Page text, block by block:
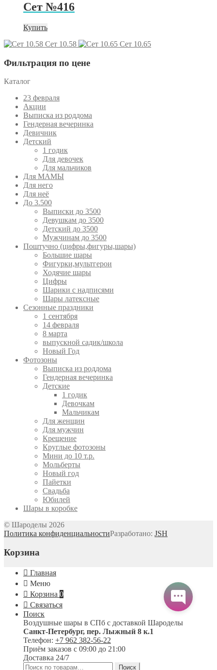
Сет №416
Купить
Сет 10.58
Сет 10.65
Фильтрация по цене
Каталог
23 февраля
Акции
Выписка из роддома
Гендерная вечеринка
Девичник
Детский
1 годик
Для девочек
Для мальчиков
Для МАМЫ
Для него
Для неё
До 3.500
Выписки до 3500
Девушкам до 3500
Детский до 3500
Мужчинам до 3500
Поштучно (цифры,фигуры,шары)
Большие шары
Фигурки,мультгерои
Ходячие шары
Цифры
Шарики с надписями
Шары латексные
Сезонные праздники
1 сентября
14 февраля
8 марта
выпускной садик/школа
Новый Год
Фотозоны
Выписка из роддома
Гендерная вечеринка
Детские
1 годик
Девочкам
Мальчикам
Для женщин
Для мужчин
Крещение
Круглые фотозоны
Мини до 10 т.р.
Мольберты
Новый год
Пайетки
Свадьба
Юбилей
Шары в коробке
© Шароделы 2026
Политика конфиденциальностиРазработано: JSH
Корзина
Главная
Меню
Корзина 0
Связаться
Поиск
Воздушные шары в СПб с доставкой Шароделы
Санкт-Петербург, пер. Лыжный 8 к.1
Телефон: +7 962 382-56-22
Приём заказов с 09:00 до 21:00
Доставка 24/7
Искать:
Поиск